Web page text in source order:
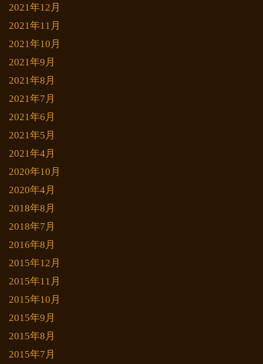
2021年12月
2021年11月
2021年10月
2021年9月
2021年8月
2021年7月
2021年6月
2021年5月
2021年4月
2020年10月
2020年4月
2018年8月
2018年7月
2016年8月
2015年12月
2015年11月
2015年10月
2015年9月
2015年8月
2015年7月